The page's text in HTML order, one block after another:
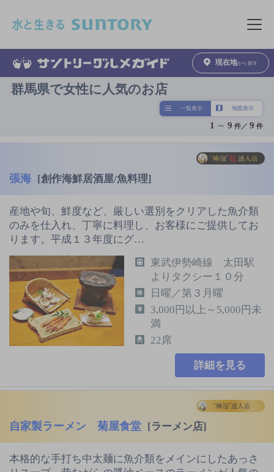
メニュ
現在地から探す
群馬県で女性に人気のお店
一覧表示 地図表示
1 ～ 9 件／9 件
張海 [創作海鮮居酒屋/魚料理]
産地や旬、鮮度など、厳しい選別をクリアした魚介類
のみを仕入れ、丁寧に料理し、お客様にご提供してお
ります。平成１３年度にグ…
東武伊勢崎線 太田駅
よりタクシー１０分
日曜／第３月曜
3,000円以上～5,000円未
満
22席
詳細を見る
自家製ラーメン 菊屋食堂 [ラーメン店]
本格的な手打ち中太麺に魚介類をメインにしたあっさ